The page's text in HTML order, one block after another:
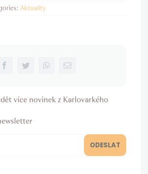
Aktuality
FacebookTwitterWhatsApp
Email
více novinek z Karlovarkého